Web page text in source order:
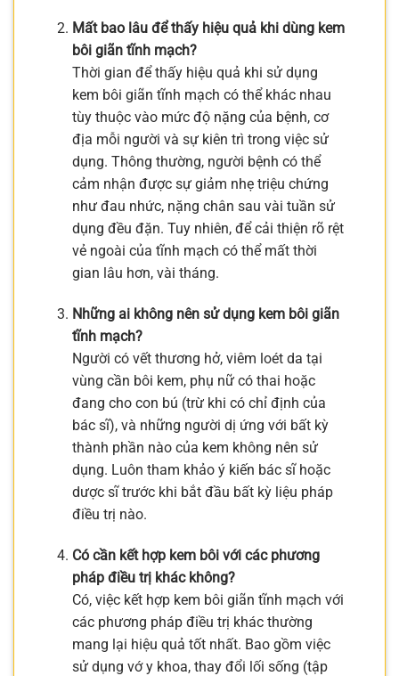
Mất bao lâu để thấy hiệu quả khi dùng kem
bôi giãn tĩnh mạch?
Thời gian để thấy hiệu quả khi sử dụng
kem bôi giãn tĩnh mạch có thể khác nhau
tùy thuộc vào mức độ nặng của bệnh, cơ
địa mỗi người và sự kiên trì trong việc sử
dụng. Thông thường, người bệnh có thể
cảm nhận được sự giảm nhẹ triệu chứng
như đau nhức, nặng chân sau vài tuần sử
dụng đều đặn. Tuy nhiên, để cải thiện rõ rệt
vẻ ngoài của tĩnh mạch có thể mất thời
gian lâu hơn, vài tháng.
Những ai không nên sử dụng kem bôi giãn
tĩnh mạch?
Người có vết thương hở, viêm loét da tại
vùng cần bôi kem, phụ nữ có thai hoặc
đang cho con bú (trừ khi có chỉ định của
bác sĩ), và những người dị ứng với bất kỳ
thành phần nào của kem không nên sử
dụng. Luôn tham khảo ý kiến bác sĩ hoặc
dược sĩ trước khi bắt đầu bất kỳ liệu pháp
điều trị nào.
Có cần kết hợp kem bôi với các phương
pháp điều trị khác không?
Có, việc kết hợp kem bôi giãn tĩnh mạch với
các phương pháp điều trị khác thường
mang lại hiệu quả tốt nhất. Bao gồm việc
sử dụng vớ y khoa, thay đổi lối sống (tập